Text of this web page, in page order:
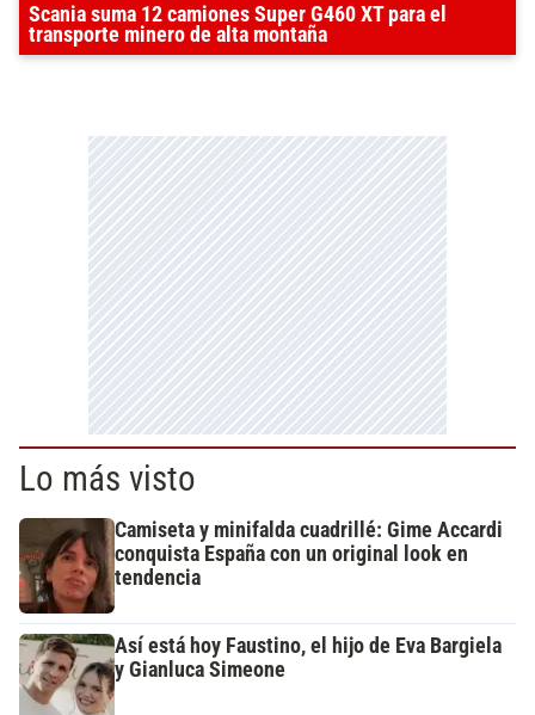
Scania suma 12 camiones Super G460 XT para el
transporte minero de alta montaña
Lo más visto
Camiseta y minifalda cuadrillé: Gime Accardi
conquista España con un original look en
tendencia
Así está hoy Faustino, el hijo de Eva Bargiela
y Gianluca Simeone